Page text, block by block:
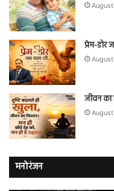
प्रेम-डोर
जीवन का
मनोरंजन